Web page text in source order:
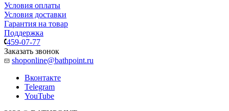
Условия оплаты
Условия доставки
Гарантия на товар
Поддержка
459-07-77
Заказать звонок
shoponline@bathpoint.ru
Вконтакте
Telegram
YouTube